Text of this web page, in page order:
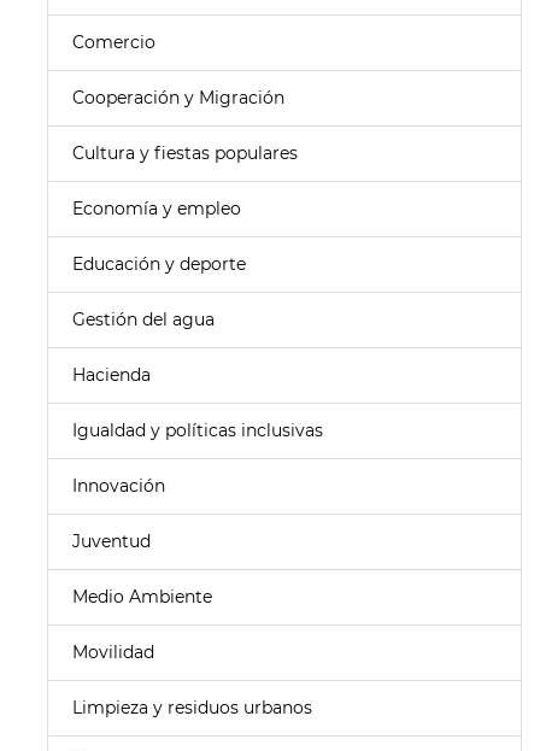
Comercio
Cooperación y Migración
Cultura y fiestas populares
Economía y empleo
Educación y deporte
Gestión del agua
Hacienda
Igualdad y políticas inclusivas
Innovación
Juventud
Medio Ambiente
Movilidad
Limpieza y residuos urbanos